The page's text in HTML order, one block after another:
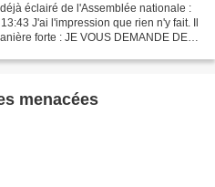
éclairé de l'Assemblée nationale :
J'ai l'impression que rien n'y fait. Il
forte : JE VOUS DEMANDE DE
menacées